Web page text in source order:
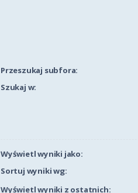
Przeszukaj subfora:
Szukaj w:
Wyświetl wyniki jako:
Sortuj wyniki wg:
Wyświetl wyniki z ostatnich: